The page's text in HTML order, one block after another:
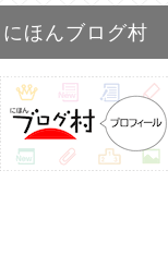
にほんブログ村